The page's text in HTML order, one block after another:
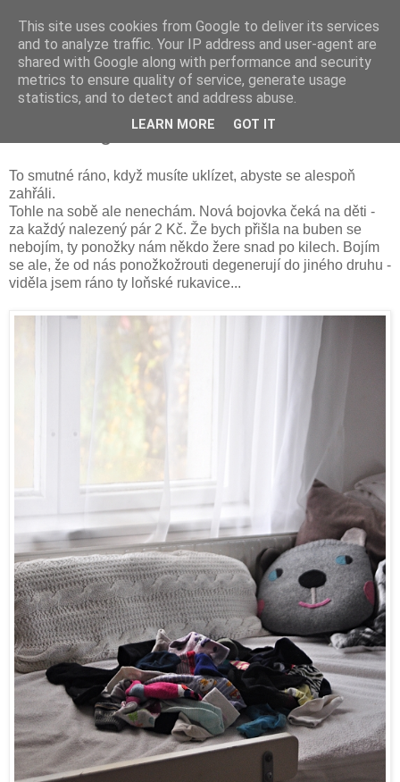
Pro avantgardní stonožku
To smutné ráno, když musíte uklízet, abyste se alespoň
zahřáli.
Tohle na sobě ale nenechám. Nová bojovka čeká na děti -
za každý nalezený pár 2 Kč. Že bych přišla na buben se
nebojím, ty ponožky nám někdo žere snad po kilech. Bojím
se ale, že od nás ponožkožrouti degenerují do jiného druhu -
viděla jsem ráno ty loňské rukavice...
This site uses cookies from Google to deliver its services
and to analyze traffic. Your IP address and user-agent are
shared with Google along with performance and security
metrics to ensure quality of service, generate usage
statistics, and to detect and address abuse.
LEARN MORE GOT IT